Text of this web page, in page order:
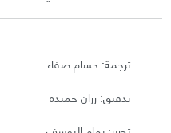
ترجمة: حسام صفاء
تدقيق: رزان حميدة